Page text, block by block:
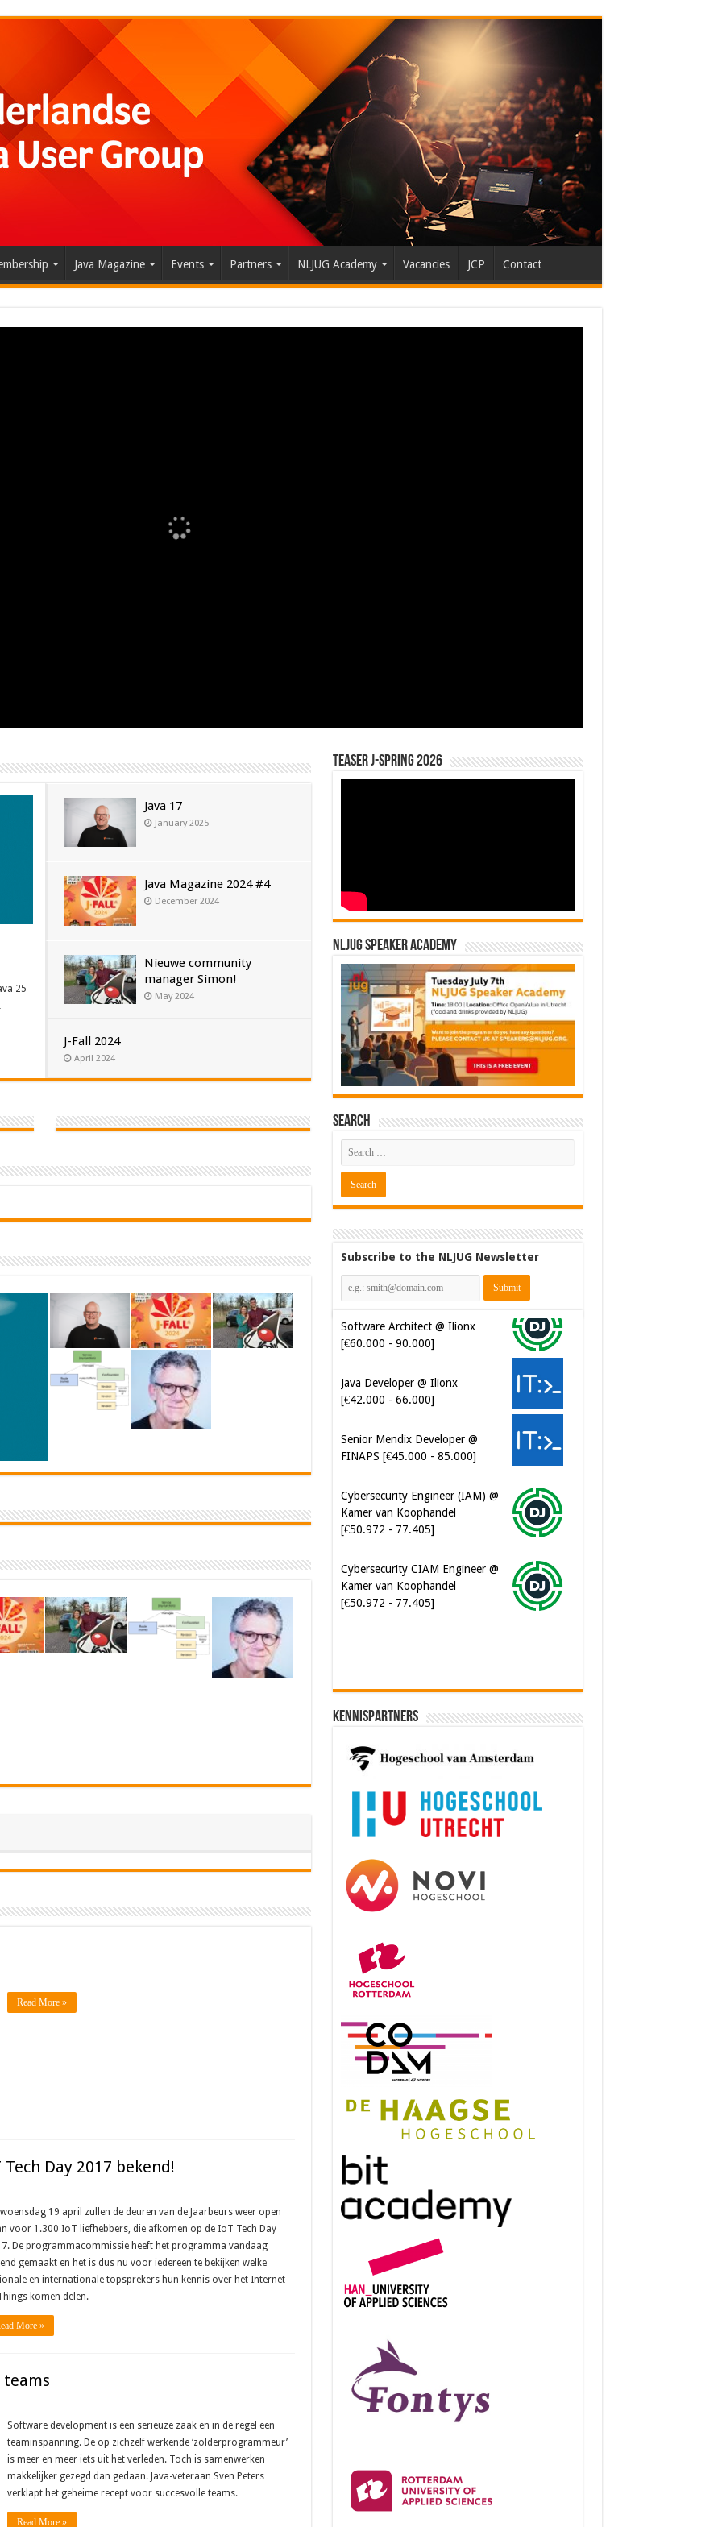
Java Magazine Events Partners NLJUG Academy Vacancies JCP Contact
25
Java 17
January 2025
Java Magazine 2024 #4
December 2024
Nieuwe community
manager Simon!
May 2024
J-Fall 2024
April 2024
Read More »
Day 2017 bekend!
19 april zullen de deuren van de Jaarbeurs weer open
voor 1.300 IoT liefhebbers, die afkomen op de IoT Tech Day
De programmacommissie heeft het programma vandaag
gemaakt en het is dus nu voor iedereen te bekijken welke
en internationale topsprekers hun kennis over het Internet
komen delen.
More »
teams
Software development is een serieuze zaak en in de regel een
teaminspanning. De op zichzelf werkende ‘zolderprogrammeur’
is meer en meer iets uit het verleden. Toch is samenwerken
makkelijker gezegd dan gedaan. Java-veteraan Sven Peters
verklapt het geheime recept voor succesvolle teams.
Read More »
Teaser J-Spring 2026
NLJUG Speaker Academy
Search
Subscribe to the NLJUG Newsletter
Software Architect @ Ilionx
[€60.000 - 90.000]
Java Developer @ Ilionx
[€42.000 - 66.000]
Senior Mendix Developer @
FINAPS [€45.000 - 85.000]
Cybersecurity Engineer (IAM) @
Kamer van Koophandel
[€50.972 - 77.405]
Cybersecurity CIAM Engineer @
Kamer van Koophandel
[€50.972 - 77.405]
Kennispartners